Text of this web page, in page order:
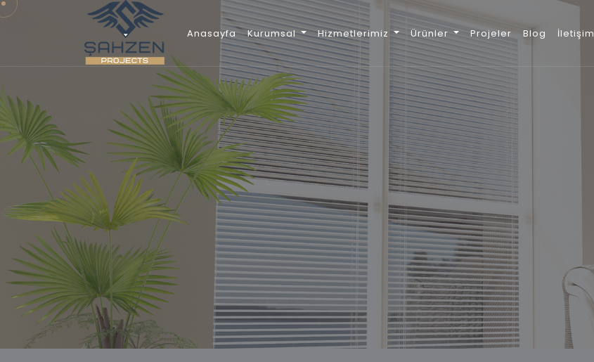
Anasayfa Kurumsal Hizmetlerimiz Ürünler Projeler Blog İletişim